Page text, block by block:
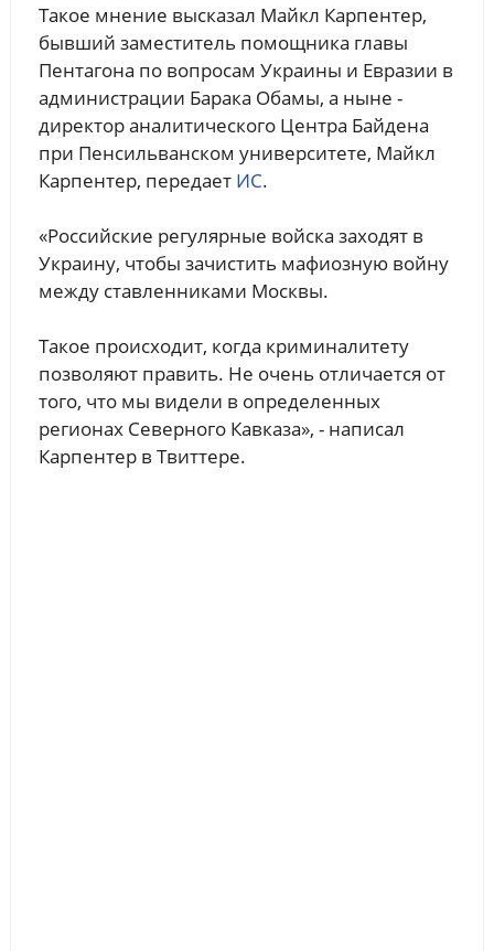
Такое мнение высказал Майкл Карпентер,
бывший заместитель помощника главы
Пентагона по вопросам Украины и Евразии в
администрации Барака Обамы, а ныне -
директор аналитического Центра Байдена
при Пенсильванском университете, Майкл
Карпентер, передает ИС.
«Российские регулярные войска заходят в
Украину, чтобы зачистить мафиозную войну
между ставленниками Москвы.
Такое происходит, когда криминалитету
позволяют править. Не очень отличается от
того, что мы видели в определенных
регионах Северного Кавказа», - написал
Карпентер в Твиттере.